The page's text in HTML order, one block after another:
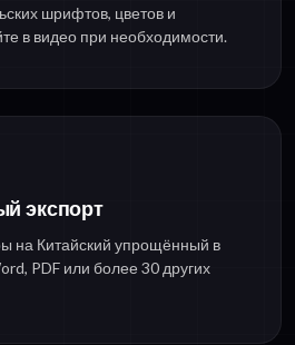
шрифтов, цветов и
в видео при необходимости.
экспорт
на Китайский упрощённый в
PDF или более 30 других